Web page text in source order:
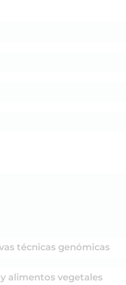
técnicas genómicas
alimentos vegetales